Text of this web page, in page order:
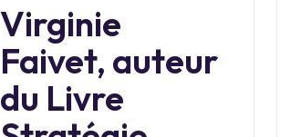
Virginie
Faivet, auteur
du Livre